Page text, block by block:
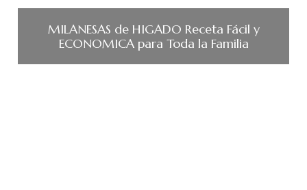
MILANESAS de HIGADO Receta Fácil y
ECONOMICA para Toda la Familia